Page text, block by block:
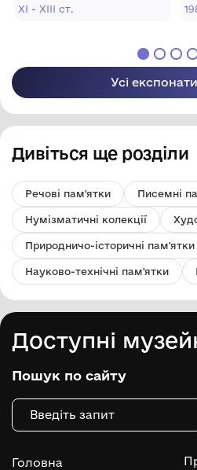
історико-
ХІ - ХІІІ ст.
Усі
Дивіться ще розділи
Речові пам'ятки Писемні
Нумізматичні колекції
Природничо-історичні пам'ятки
Науково-технічні пам'ятки
Доступні
Пошук по сайту
Головна